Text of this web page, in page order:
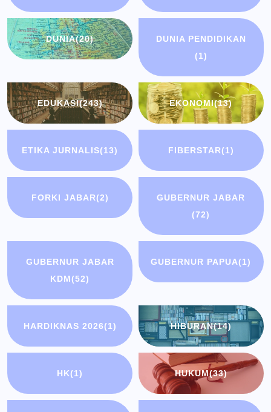
DUNIA(20)
DUNIA PENDIDIKAN
(1)
EDUKASI(243) EKONOMI(13)
ETIKA JURNALIS(13) FIBERSTAR(1)
FORKI JABAR(2)
GUBERNUR JABAR
(72)
GUBERNUR JABAR
KDM(52)
GUBERNUR PAPUA(1)
HARDIKNAS 2026(1) HIBURAN(14)
HK(1) HUKUM(33)